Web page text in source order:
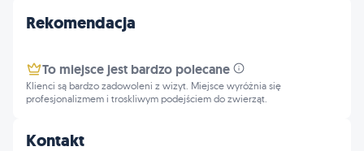
Kontakt
Rekomendacja
To miejsce jest bardzo polecane
Klienci są bardzo zadowoleni z wizyt. Miejsce wyróżnia się
profesjonalizmem i troskliwym podejściem do zwierząt.